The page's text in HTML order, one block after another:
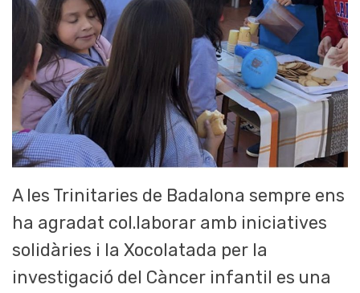
A les Trinitaries de Badalona sempre ens
ha agradat col.laborar amb iniciatives
solidàries i la Xocolatada per la
investigació del Càncer infantil es una